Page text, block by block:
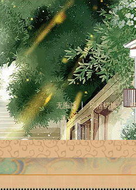
无图版 风格切换